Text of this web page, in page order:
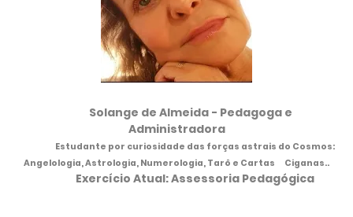
Solange de Almeida - Pedagoga e
Administradora
Estudante por curiosidade das forças astrais do Cosmos:
Angelologia, Astrologia, Numerologia, Tarô e Cartas
Ciganas..
Exercício Atual: Assessoria Pedagógica